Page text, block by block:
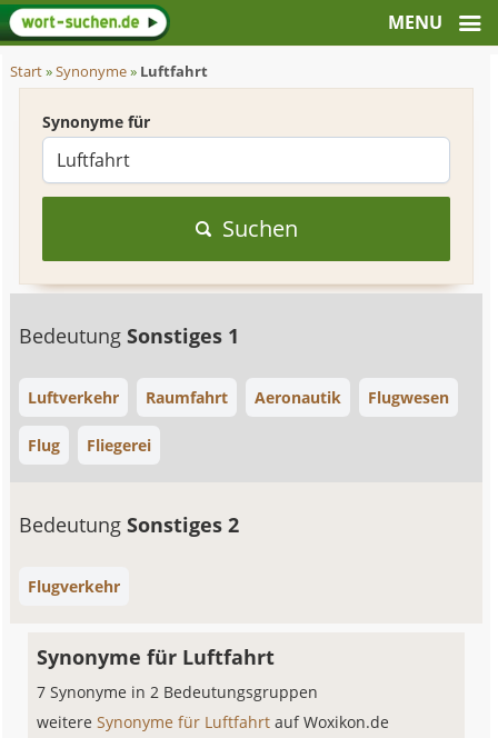
Start»Synonyme» Luftfahrt
Synonyme für
Suchen
BedeutungSonstiges 1
Luftverkehr Raumfahrt Aeronautik Flugwesen
Flug Fliegerei
BedeutungSonstiges 2
Flugverkehr
Synonyme für Luftfahrt
7 Synonyme in 2 Bedeutungsgruppen
weitereSynonyme für Luftfahrtauf Woxikon.de